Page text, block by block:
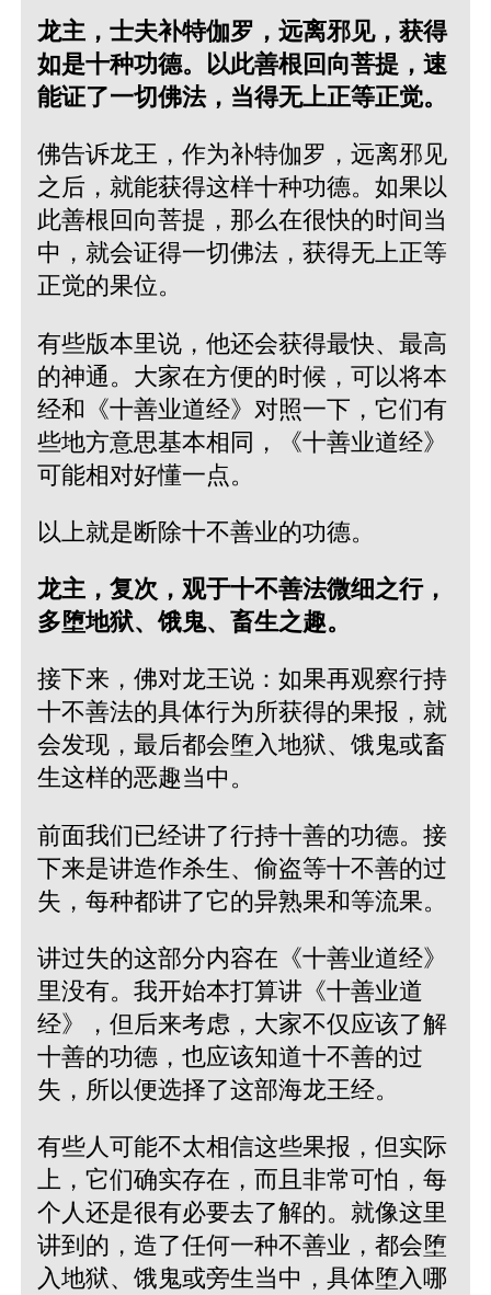
龙主，士夫补特伽罗，远离邪见，获得
如是十种功德。以此善根回向菩提，速
能证了一切佛法，当得无上正等正觉。
佛告诉龙王，作为补特伽罗，远离邪见
之后，就能获得这样十种功德。如果以
此善根回向菩提，那么在很快的时间当
中，就会证得一切佛法，获得无上正等
正觉的果位。
有些版本里说，他还会获得最快、最高
的神通。大家在方便的时候，可以将本
经和《十善业道经》对照一下，它们有
些地方意思基本相同，《十善业道经》
可能相对好懂一点。
以上就是断除十不善业的功德。
龙主，复次，观于十不善法微细之行，
多堕地狱、饿鬼、畜生之趣。
接下来，佛对龙王说：如果再观察行持
十不善法的具体行为所获得的果报，就
会发现，最后都会堕入地狱、饿鬼或畜
生这样的恶趣当中。
前面我们已经讲了行持十善的功德。接
下来是讲造作杀生、偷盗等十不善的过
失，每种都讲了它的异熟果和等流果。
讲过失的这部分内容在《十善业道经》
里没有。我开始本打算讲《十善业道
经》，但后来考虑，大家不仅应该了解
十善的功德，也应该知道十不善的过
失，所以便选择了这部海龙王经。
有些人可能不太相信这些果报，但实际
上，它们确实存在，而且非常可怕，每
个人还是很有必要去了解的。就像这里
讲到的，造了任何一种不善业，都会堕
入地狱、饿鬼或旁生当中，具体堕入哪